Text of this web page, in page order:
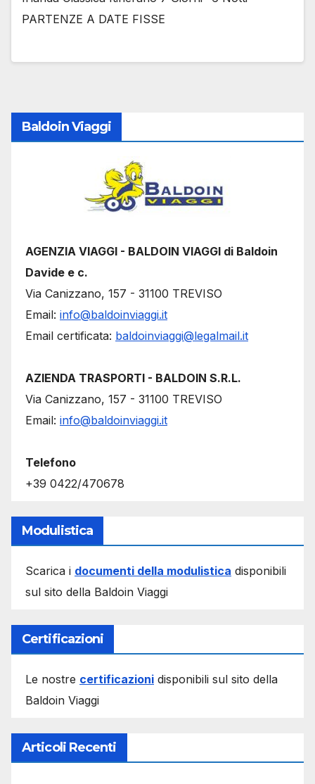
PARTENZE A DATE FISSE
Baldoin Viaggi
AGENZIA VIAGGI - BALDOIN VIAGGI di Baldoin
Davide e c.
Via Canizzano, 157 - 31100 TREVISO
Email: info@baldoinviaggi.it
Email certificata: baldoinviaggi@legalmail.it
AZIENDA TRASPORTI - BALDOIN S.R.L.
Via Canizzano, 157 - 31100 TREVISO
Email: info@baldoinviaggi.it
Telefono
+39 0422/470678
Modulistica
Scarica i documenti della modulistica disponibili
sul sito della Baldoin Viaggi
Certificazioni
Le nostre certificazioni disponibili sul sito della
Baldoin Viaggi
Articoli Recenti